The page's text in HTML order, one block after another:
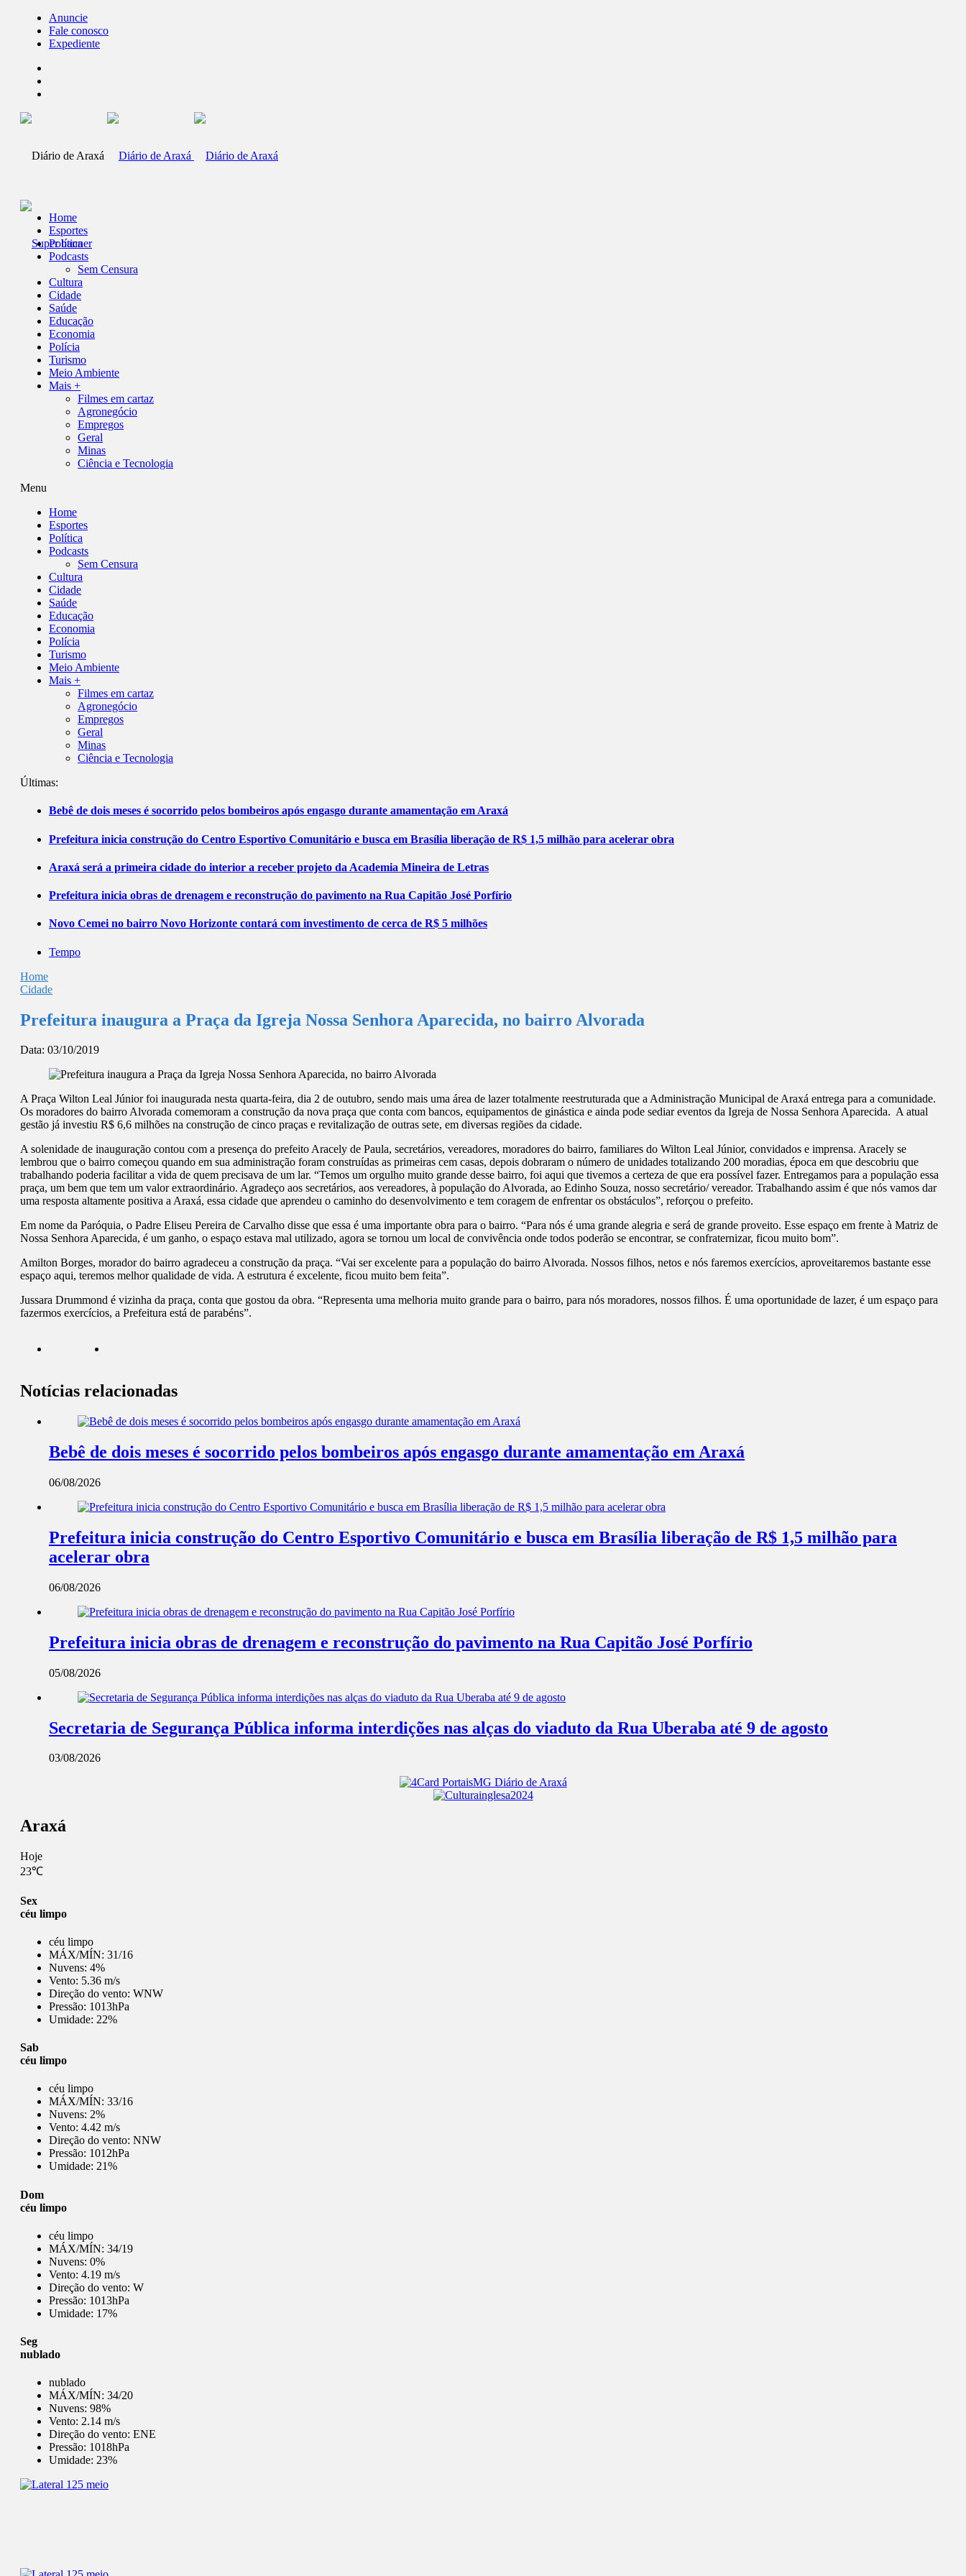
Anuncie
Fale conosco
Expediente
Home
Esportes
Política
Podcasts
Sem Censura
Cultura
Cidade
Saúde
Educação
Economia
Polícia
Turismo
Meio Ambiente
Mais +
Filmes em cartaz
Agronegócio
Empregos
Geral
Minas
Ciência e Tecnologia
Menu
Home
Esportes
Política
Podcasts
Sem Censura
Cultura
Cidade
Saúde
Educação
Economia
Polícia
Turismo
Meio Ambiente
Mais +
Filmes em cartaz
Agronegócio
Empregos
Geral
Minas
Ciência e Tecnologia
Últimas:
Bebê de dois meses é socorrido pelos bombeiros após engasgo durante amamentação em Araxá
Prefeitura inicia construção do Centro Esportivo Comunitário e busca em Brasília liberação de R$ 1,5 milhão para acelerar obra
Araxá será a primeira cidade do interior a receber projeto da Academia Mineira de Letras
Prefeitura inicia obras de drenagem e reconstrução do pavimento na Rua Capitão José Porfírio
Novo Cemei no bairro Novo Horizonte contará com investimento de cerca de R$ 5 milhões
Tempo
Home
Cidade
Prefeitura inaugura a Praça da Igreja Nossa Senhora Aparecida, no bairro Alvorada
Data: 03/10/2019
A Praça Wilton Leal Júnior foi inaugurada nesta quarta-feira, dia 2 de outubro, sendo mais uma área de lazer totalmente reestruturada que a Administração Municipal de Araxá entrega para a comunidade.
Os moradores do bairro Alvorada comemoram a construção da nova praça que conta com bancos, equipamentos de ginástica e ainda pode sediar eventos da Igreja de Nossa Senhora Aparecida. A atual
gestão já investiu R$ 6,6 milhões na construção de cinco praças e revitalização de outras sete, em diversas regiões da cidade.
A solenidade de inauguração contou com a presença do prefeito Aracely de Paula, secretários, vereadores, moradores do bairro, familiares do Wilton Leal Júnior, convidados e imprensa. Aracely se
lembrou que o bairro começou quando em sua administração foram construídas as primeiras cem casas, depois dobraram o número de unidades totalizando 200 moradias, época em que descobriu que
trabalhando poderia facilitar a vida de quem precisava de um lar. “Temos um orgulho muito grande desse bairro, foi aqui que tivemos a certeza de que era possível fazer. Entregamos para a população essa
praça, um bem que tem um valor extraordinário. Agradeço aos secretários, aos vereadores, à população do Alvorada, ao Edinho Souza, nosso secretário/ vereador. Trabalhando assim é que nós vamos dar
uma resposta altamente positiva a Araxá, essa cidade que aprendeu o caminho do desenvolvimento e tem coragem de enfrentar os obstáculos”, reforçou o prefeito.
Em nome da Paróquia, o Padre Eliseu Pereira de Carvalho disse que essa é uma importante obra para o bairro. “Para nós é uma grande alegria e será de grande proveito. Esse espaço em frente à Matriz de
Nossa Senhora Aparecida, é um ganho, o espaço estava mal utilizado, agora se tornou um local de convivência onde todos poderão se encontrar, se confraternizar, ficou muito bom”.
Amilton Borges, morador do bairro agradeceu a construção da praça. “Vai ser excelente para a população do bairro Alvorada. Nossos filhos, netos e nós faremos exercícios, aproveitaremos bastante esse
espaço aqui, teremos melhor qualidade de vida. A estrutura é excelente, ficou muito bem feita”.
Jussara Drummond é vizinha da praça, conta que gostou da obra. “Representa uma melhoria muito grande para o bairro, para nós moradores, nossos filhos. É uma oportunidade de lazer, é um espaço para
fazermos exercícios, a Prefeitura está de parabéns”.
Notícias relacionadas
Bebê de dois meses é socorrido pelos bombeiros após engasgo durante amamentação em Araxá
06/08/2026
Prefeitura inicia construção do Centro Esportivo Comunitário e busca em Brasília liberação de R$ 1,5 milhão para
acelerar obra
06/08/2026
Prefeitura inicia obras de drenagem e reconstrução do pavimento na Rua Capitão José Porfírio
05/08/2026
Secretaria de Segurança Pública informa interdições nas alças do viaduto da Rua Uberaba até 9 de agosto
03/08/2026
Araxá
Hoje
23℃
Sex
céu limpo
céu limpo
MÁX/MÍN: 31/16
Nuvens: 4%
Vento: 5.36 m/s
Direção do vento: WNW
Pressão: 1013hPa
Umidade: 22%
Sab
céu limpo
céu limpo
MÁX/MÍN: 33/16
Nuvens: 2%
Vento: 4.42 m/s
Direção do vento: NNW
Pressão: 1012hPa
Umidade: 21%
Dom
céu limpo
céu limpo
MÁX/MÍN: 34/19
Nuvens: 0%
Vento: 4.19 m/s
Direção do vento: W
Pressão: 1013hPa
Umidade: 17%
Seg
nublado
nublado
MÁX/MÍN: 34/20
Nuvens: 98%
Vento: 2.14 m/s
Direção do vento: ENE
Pressão: 1018hPa
Umidade: 23%